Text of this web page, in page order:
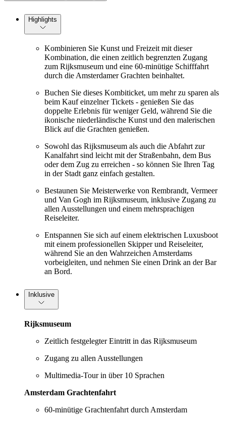
Highlights
Kombinieren Sie Kunst und Freizeit mit dieser
Kombination, die einen zeitlich begrenzten Zugang
zum Rijksmuseum und eine 60-minütige Schifffahrt
durch die Amsterdamer Grachten beinhaltet.
Buchen Sie dieses Kombiticket, um mehr zu sparen als
beim Kauf einzelner Tickets - genießen Sie das
doppelte Erlebnis für weniger Geld, während Sie die
ikonische niederländische Kunst und den malerischen
Blick auf die Grachten genießen.
Sowohl das Rijksmuseum als auch die Abfahrt zur
Kanalfahrt sind leicht mit der Straßenbahn, dem Bus
oder dem Zug zu erreichen - so können Sie Ihren Tag
in der Stadt ganz einfach gestalten.
Bestaunen Sie Meisterwerke von Rembrandt, Vermeer
und Van Gogh im Rijksmuseum, inklusive Zugang zu
allen Ausstellungen und einem mehrsprachigen
Reiseleiter.
Entspannen Sie sich auf einem elektrischen Luxusboot
mit einem professionellen Skipper und Reiseleiter,
während Sie an den Wahrzeichen Amsterdams
vorbeigleiten, und nehmen Sie einen Drink an der Bar
an Bord.
Inklusive
Rijksmuseum
Zeitlich festgelegter Eintritt in das Rijksmuseum
Zugang zu allen Ausstellungen
Multimedia-Tour in über 10 Sprachen
Amsterdam Grachtenfahrt
60-minütige Grachtenfahrt durch Amsterdam